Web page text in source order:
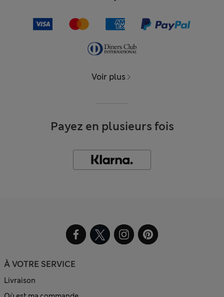
Voir plus
Payez en plusieurs fois
À VOTRE SERVICE
Livraison